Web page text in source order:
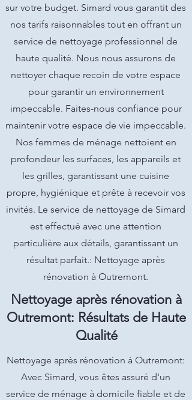
sur votre budget. Simard vous garantit des
nos tarifs raisonnables tout en offrant un
service de nettoyage professionnel de
haute qualité. Nous nous assurons de
nettoyer chaque recoin de votre espace
pour garantir un environnement
impeccable. Faites-nous confiance pour
maintenir votre espace de vie impeccable.
Nos femmes de ménage nettoient en
profondeur les surfaces, les appareils et
les grilles, garantissant une cuisine
propre, hygiénique et prête à recevoir vos
invités. Le service de nettoyage de Simard
est effectué avec une attention
particulière aux détails, garantissant un
résultat parfait.: Nettoyage après
rénovation à Outremont.
Nettoyage après rénovation à
Outremont: Résultats de Haute
Qualité
Nettoyage après rénovation à Outremont:
Avec Simard, vous êtes assuré d'un
service de ménage à domicile fiable et de